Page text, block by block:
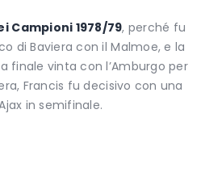
Campioni 1978/79, perché fu
di Baviera con il Malmoe, e la
finale vinta con l’Amburgo per
Francis fu decisivo con una
in semifinale.